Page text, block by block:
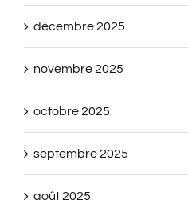
décembre 2025
novembre 2025
octobre 2025
septembre 2025
août 2025